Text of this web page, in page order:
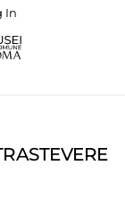
In